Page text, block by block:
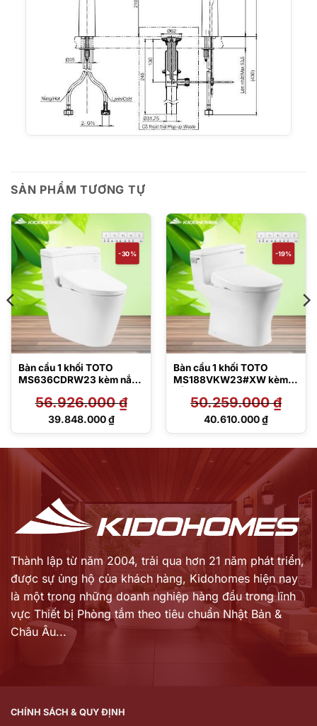
SẢN PHẨM TƯƠNG TỰ
-30%
Bàn cầu 1 khối TOTO
MS636CDRW23 kèm nắp
56.926.000₫
Giá
39.848.000₫
Giá
-19%
Bàn cầu 1 khối TOTO
MS188VKW23#XW kèm
TCF47360GAA
50.259.000₫
Giá
50.259.000 ₫.
40.610.000₫
Giá
40.610.000 ₫.
Thành lập từ năm 2004, trải qua hơn 21 năm phát triển,
được sự ủng hộ của khách hàng, Kidohomes hiện nay
là một trong những doanh nghiệp hàng đầu trong lĩnh
vực Thiết bị Phòng tắm theo tiêu chuẩn Nhật Bản &
Châu Âu...
CHÍNH SÁCH & QUY ĐỊNH